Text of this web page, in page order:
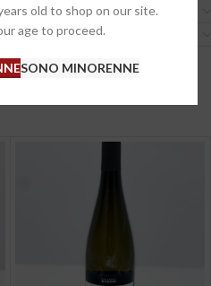
old to shop on our site.
age to proceed.
SONO MINORENNE
conditions